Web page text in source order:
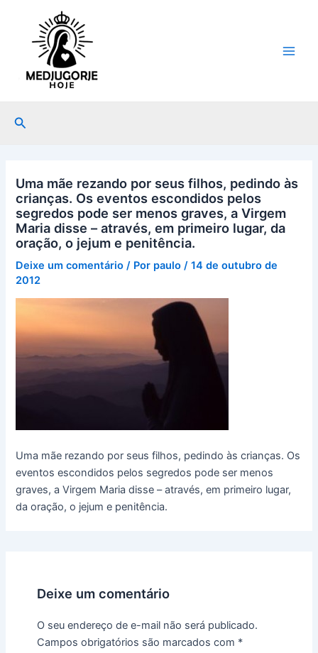
conteúdo
Pesquisar
Uma mãe rezando por seus filhos, pedindo às
crianças. Os eventos escondidos pelos
segredos pode ser menos graves, a Virgem
Maria disse – através, em primeiro lugar, da
oração, o jejum e penitência.
Deixe um comentário / Por paulo/14 de outubro de
2012
Uma mãe rezando por seus filhos, pedindo às crianças. Os
eventos escondidos pelos segredos pode ser menos
graves, a Virgem Maria disse – através, em primeiro lugar,
da oração, o jejum e penitência.
Deixe um comentário
O seu endereço de e-mail não será publicado.
Campos obrigatórios são marcados com *